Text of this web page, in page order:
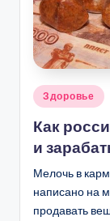
Опубликовано
Здоровье
Как
и
Мелочь в
написано на
продавать